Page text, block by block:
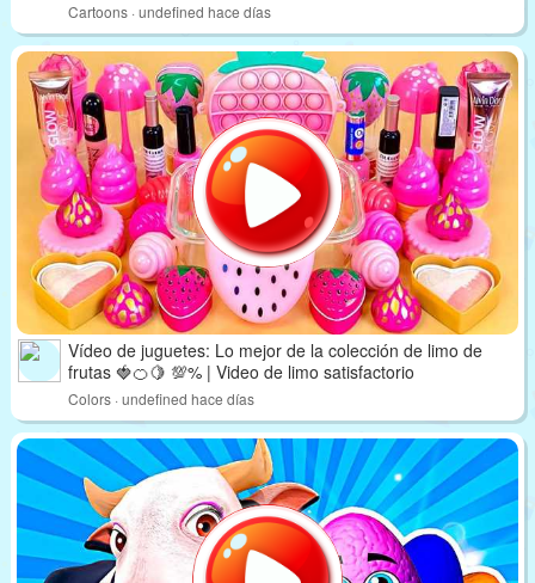
Cartoons · undefined hace días
Vídeo de juguetes: Lo mejor de la colección de limo de
frutas 🍓🍊🍋 💯% | Video de limo satisfactorio
Colors · undefined hace días